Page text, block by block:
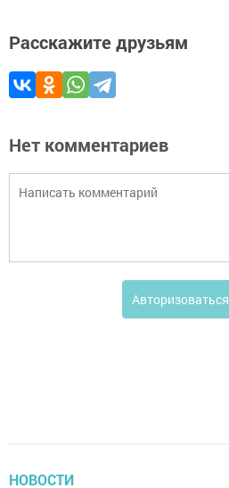
Расскажите друзьям
Нет комментариев
Авторизоваться
НОВОСТИ